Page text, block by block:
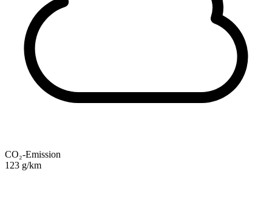
CO₂-Emission
123 g/km